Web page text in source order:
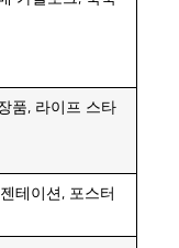
품, 라이프 스타
테이션, 포스터